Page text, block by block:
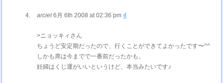
arciel 6月 6th 2008 at 02:36 pm 4
>ニョッキィさん
ちょうど安定期だったので、行くことができてよかったです〜^^
しかも席は今までで一番前だったかも。
妊婦はくじ運がいいというけど、本当みたいです♪